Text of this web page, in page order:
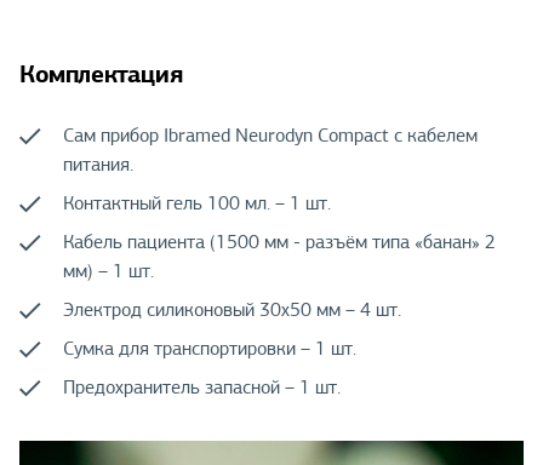
Комплектация
Сам прибор Ibramed Neurodyn Compact с кабелем
питания.
Контактный гель 100 мл. – 1 шт.
Кабель пациента (1500 мм - разъём типа «банан» 2
мм) – 1 шт.
Электрод силиконовый 30х50 мм – 4 шт.
Сумка для транспортировки – 1 шт.
Предохранитель запасной – 1 шт.